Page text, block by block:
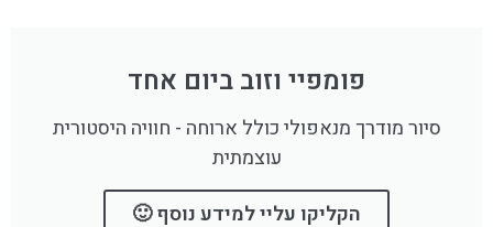
פומפיי וזוב ביום אחד
סיור מודרך מנאפולי כולל ארוחה - חוויה היסטורית
עוצמתית
הקליקו עליי למידע נוסף 🙂